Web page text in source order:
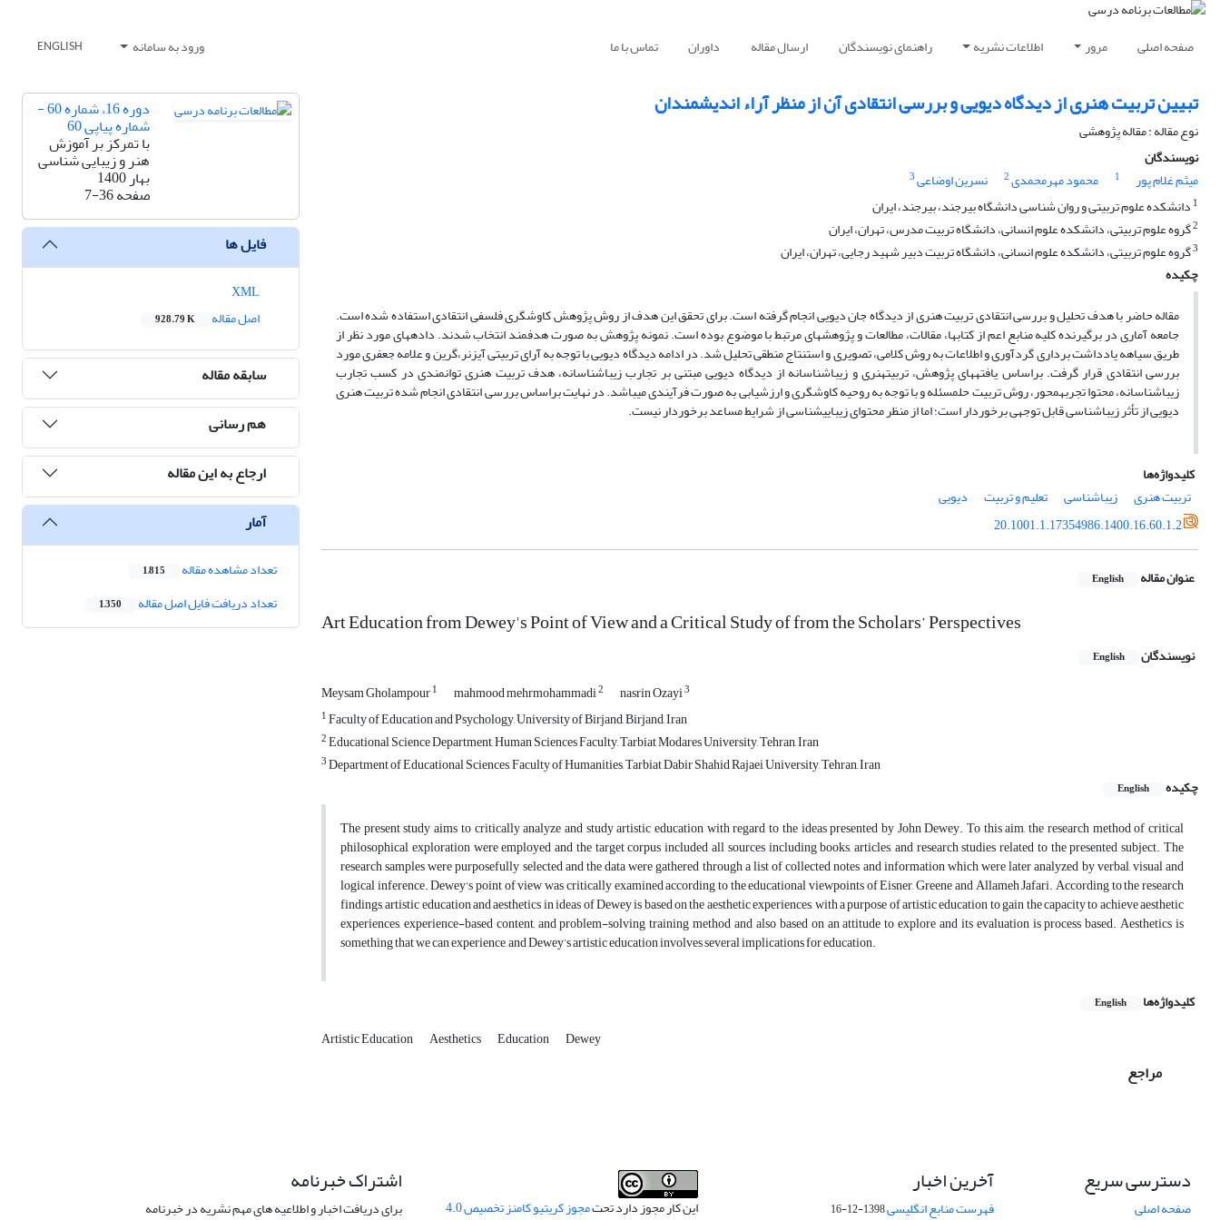
صفحه اصلی مرور اطلاعات نشریه راهنمای نویسندگان ارسال مقاله داوران تماس با ما ورود به سامانه ENGLISH
تبیین تربیت هنری از دیدگاه دیویی و بررسی انتقادی آن از منظر آراء اندیشمندان
نوع مقاله : مقاله پژوهشی
نویسندگان
میثم غلام پور
1 محمود مهرمحمدی2 نسرین اوضاعی3
1 دانشکده علوم تربیتی و روان شناسی دانشگاه بیرجند، بیرجند، ایران
2گروه علوم تربیتی، دانشکده علوم انسانی، دانشگاه تربیت مدرس، تهران، ایران
3گروه علوم تربیتی، دانشکده علوم انسانی، دانشگاه تربیت دبیر شهید رجایی، تهران، ایران
چکیده
مقاله حاضر با هدف تحلیل و بررسی انتقادی تربیت هنری از دیدگاه جان دیویی انجام گرفته است. برای تحقق این هدف از روش پژوهش کاوشگری فلسفی انتقادی استفاده شده است.
جامعه آماری در برگیرنده کلیه منابع اعم از کتاب­ها، مقالات، مطالعات و پژوهش­های مرتبط با موضوع بوده است. نمونه پژوهش به صورت هدفمند انتخاب شدند. داده­های مورد نظر از
طریق سیاهه یادداشت برداری گردآوری و اطلاعات به روش کلامی، تصویری و استنتاج منطقی تحلیل شد. در ادامه دیدگاه دیویی با توجه به آرای تربیتی آیزنر،گرین و علامه جعفری مورد
بررسی انتقادی قرار گرفت. براساس یافته­های پژوهش، تربیت‏هنری و زیباشناسانه از دیدگاه دیویی مبتنی بر تجارب زیباشناسانه، هدف تربیت هنری توانمندی در کسب تجارب
زیباشناسانه، محتوا تجربه­محور، روش تربیت حل­مسئله و با توجه به روحیه کاوشگری و ارزشیابی به صورت فرآیندی می­باشد. در نهایت براساس بررسی انتقادی انجام شده تربیت هنری
دیویی از تأثر زیباشناسی قابل توجهی برخوردار است؛ اما از منظر محتوای زیبایی­شناسی از شرایط مساعد برخوردار نیست.
کلیدواژه‌ها
تربیت هنری
زیباشناسی تعلیم و تربیت
دیویی
20.1001.1.17354986.1400.16.60.1.2
عنوان مقاله English
Art Education from Dewey's Point of View and a Critical Study of from the Scholars’ Perspectives
نویسندگان English
Meysam Gholampour1 mahmood mehrmohammadi2 nasrin Ozayi3
1Faculty of Education and Psychology, University of Birjand, Birjand, Iran
2Educational Science Department, Human Sciences Faculty, Tarbiat Modares University, Tehran, Iran
3Department of Educational Sciences, Faculty of Humanities, Tarbiat Dabir Shahid Rajaei University, Tehran, Iran
چکیده
English
The present study aims to critically analyze and study artistic education with regard to the ideas presented by John Dewey. To this aim, the research method of critical
philosophical exploration were employed and the target corpus included all sources including books, articles, and research studies related to the presented subject. The
research samples were purposefully selected and the data were gathered through a list of collected notes and information which were later analyzed by verbal, visual and
logical inference. Dewey's point of view was critically examined according to the educational viewpoints of Eisner, Greene and Allameh Jafari. According to the research
findings, artistic education and aesthetics in ideas of Dewey is based on the aesthetic experiences, with a purpose of artistic education to gain the capacity to achieve aesthetic
experiences, experience-based content, and problem-solving training method and also based on an attitude to explore and its evaluation is process based. Aesthetics is
something that we can experience, and Dewey’s artistic education involves several implications for education.
کلیدواژه‌ها English
Artistic Education Aesthetics Education Dewey
مراجع
دوره 16، شماره 60 -
شماره پیاپی 60
با تمرکز بر آموزش
هنر و زیبایی شناسی
بهار 1400
صفحه7-36
فایل ها
اصل مقاله
928.79 K
سابقه مقاله
هم رسانی
ارجاع به این مقاله
آمار
تعداد مشاهده مقاله 1,815
تعداد دریافت فایل اصل مقاله 1,350
دسترسی سریع
صفحه اصلی
آخرین اخبار
فهرست منابع انگلیسی1398-12-16 این کار مجوز دارد تحت مجوز کریتیو کامنز تخصیص 4.0
اشتراک خبرنامه
برای دریافت اخبار و اطلاعیه های مهم نشریه در خبرنامه